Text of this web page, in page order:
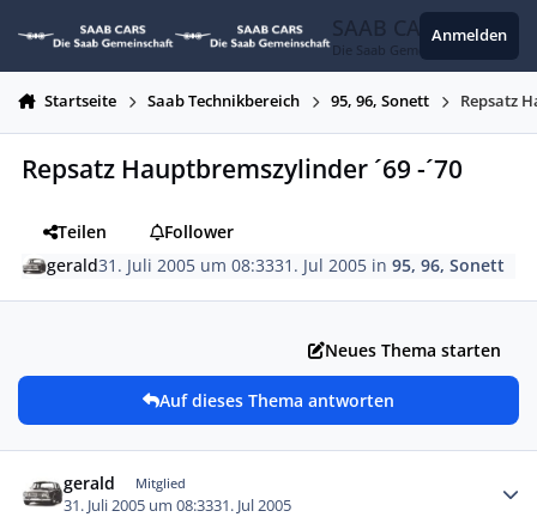
SAAB CARS
Die Saab Gemeinschaft
Anmelden
Startseite Saab Technikbereich 95, 96, Sonett Repsatz
Repsatz Hauptbremszylinder ´69 -´70
Teilen
Follower
gerald31. Juli 2005 um 08:3331. Jul 2005 in95, 96, Sonett
Neues Thema starten
Auf dieses Thema antworten
gerald Mitglied
31. Juli 2005 um 08:3331. Jul 2005